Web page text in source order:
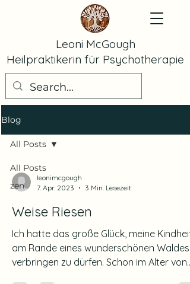
Leoni McGough
Heilpraktikerin für Psychotherapie
Blog
All Posts
zen
All Posts
leonimcgough
7. Apr. 2023
3 Min. Lesezeit
Weise Riesen
Ich hatte das große Glück, meine Kindheit
am Rande eines wunderschönen Waldes
verbringen zu dürfen. Schon im Alter von